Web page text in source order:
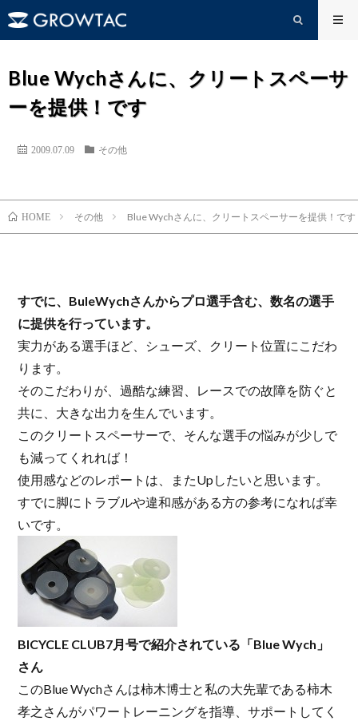
Blue Wychさんに、クリートスペーサ
ーを提供！です
2009.07.09 その他
HOME その他 Blue Wychさんに、クリートスペーサーを提供！です
すでに、BuleWychさんからプロ選手含む、数名の選手
に提供を行っています。
実力がある選手ほど、シューズ、クリート位置にこだわ
ります。
そのこだわりが、過酷な練習、レースでの故障を防ぐと
共に、大きな出力を生んでいます。
このクリートスペーサーで、そんな選手の悩みが少しで
も減ってくれれば！
使用感などのレポートは、またUpしたいと思います。
すでに脚にトラブルや違和感がある方の参考になれば幸
いです。
BICYCLE CLUB7月号で紹介されている「Blue Wych」
さん
このBlue Wychさんは柿木博士と私の大先輩である柿木
孝之さんがパワートレーニングを指導、サポートしてく